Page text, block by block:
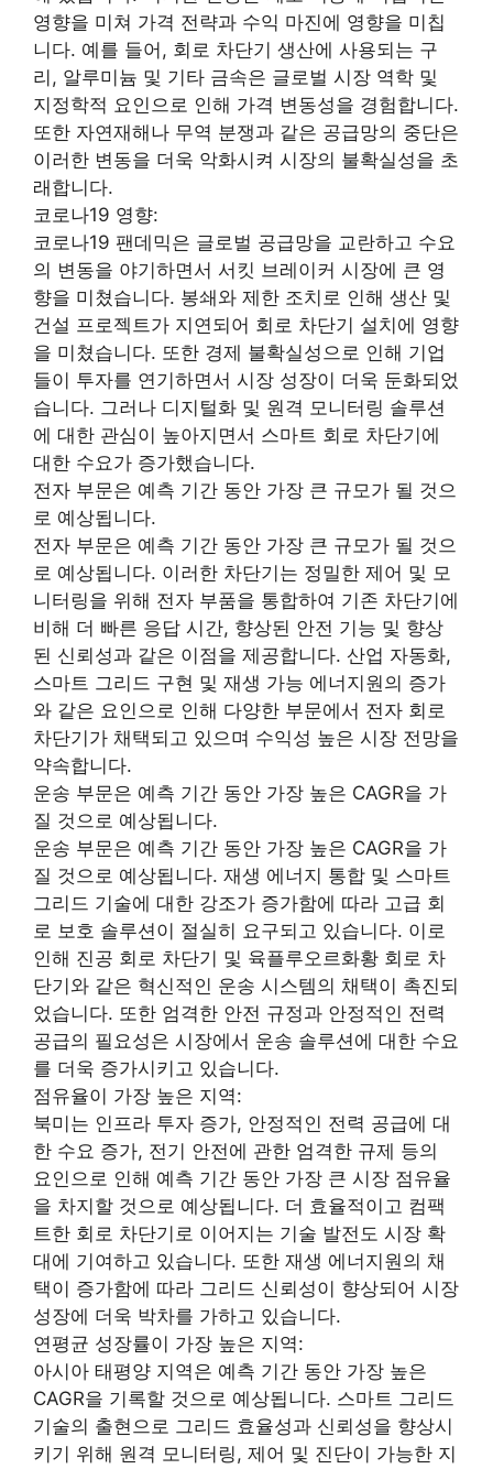
영향을 미쳐 가격 전략과 수익 마진에 영향을 미칩
니다. 예를 들어, 회로 차단기 생산에 사용되는 구
리, 알루미늄 및 기타 금속은 글로벌 시장 역학 및
지정학적 요인으로 인해 가격 변동성을 경험합니다.
또한 자연재해나 무역 분쟁과 같은 공급망의 중단은
이러한 변동을 더욱 악화시켜 시장의 불확실성을 초
래합니다.
코로나19 영향:
코로나19 팬데믹은 글로벌 공급망을 교란하고 수요
의 변동을 야기하면서 서킷 브레이커 시장에 큰 영
향을 미쳤습니다. 봉쇄와 제한 조치로 인해 생산 및
건설 프로젝트가 지연되어 회로 차단기 설치에 영향
을 미쳤습니다. 또한 경제 불확실성으로 인해 기업
들이 투자를 연기하면서 시장 성장이 더욱 둔화되었
습니다. 그러나 디지털화 및 원격 모니터링 솔루션
에 대한 관심이 높아지면서 스마트 회로 차단기에
대한 수요가 증가했습니다.
전자 부문은 예측 기간 동안 가장 큰 규모가 될 것으
로 예상됩니다.
전자 부문은 예측 기간 동안 가장 큰 규모가 될 것으
로 예상됩니다. 이러한 차단기는 정밀한 제어 및 모
니터링을 위해 전자 부품을 통합하여 기존 차단기에
비해 더 빠른 응답 시간, 향상된 안전 기능 및 향상
된 신뢰성과 같은 이점을 제공합니다. 산업 자동화,
스마트 그리드 구현 및 재생 가능 에너지원의 증가
와 같은 요인으로 인해 다양한 부문에서 전자 회로
차단기가 채택되고 있으며 수익성 높은 시장 전망을
약속합니다.
운송 부문은 예측 기간 동안 가장 높은 CAGR을 가
질 것으로 예상됩니다.
운송 부문은 예측 기간 동안 가장 높은 CAGR을 가
질 것으로 예상됩니다. 재생 에너지 통합 및 스마트
그리드 기술에 대한 강조가 증가함에 따라 고급 회
로 보호 솔루션이 절실히 요구되고 있습니다. 이로
인해 진공 회로 차단기 및 육플루오르화황 회로 차
단기와 같은 혁신적인 운송 시스템의 채택이 촉진되
었습니다. 또한 엄격한 안전 규정과 안정적인 전력
공급의 필요성은 시장에서 운송 솔루션에 대한 수요
를 더욱 증가시키고 있습니다.
점유율이 가장 높은 지역:
북미는 인프라 투자 증가, 안정적인 전력 공급에 대
한 수요 증가, 전기 안전에 관한 엄격한 규제 등의
요인으로 인해 예측 기간 동안 가장 큰 시장 점유율
을 차지할 것으로 예상됩니다. 더 효율적이고 컴팩
트한 회로 차단기로 이어지는 기술 발전도 시장 확
대에 기여하고 있습니다. 또한 재생 에너지원의 채
택이 증가함에 따라 그리드 신뢰성이 향상되어 시장
성장에 더욱 박차를 가하고 있습니다.
연평균 성장률이 가장 높은 지역:
아시아 태평양 지역은 예측 기간 동안 가장 높은
CAGR을 기록할 것으로 예상됩니다. 스마트 그리드
기술의 출현으로 그리드 효율성과 신뢰성을 향상시
키기 위해 원격 모니터링, 제어 및 진단이 가능한 지